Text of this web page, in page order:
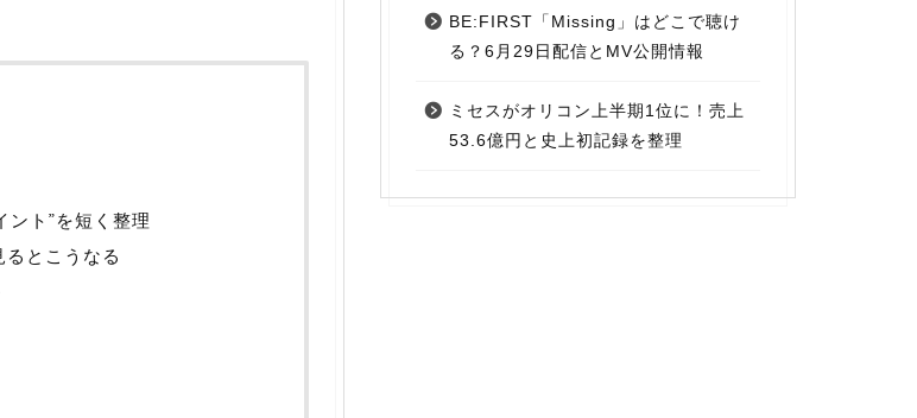
ント”を短く整理
とこうなる
BE:FIRST「Missing」はどこで聴け
る？6月29日配信とMV公開情報
ミセスがオリコン上半期1位に！売上
53.6億円と史上初記録を整理